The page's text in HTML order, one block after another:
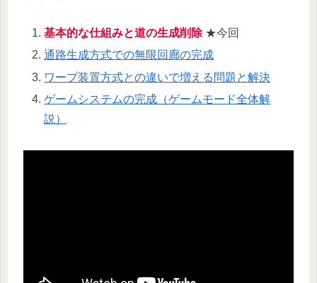
基本的な仕組みと道の生成削除★今回
通路生成方式での無限回廊の完成
ワープ装置方式との違いで増える問題と解決
ゲームシステムの完成（ゲームモード全体解
説）